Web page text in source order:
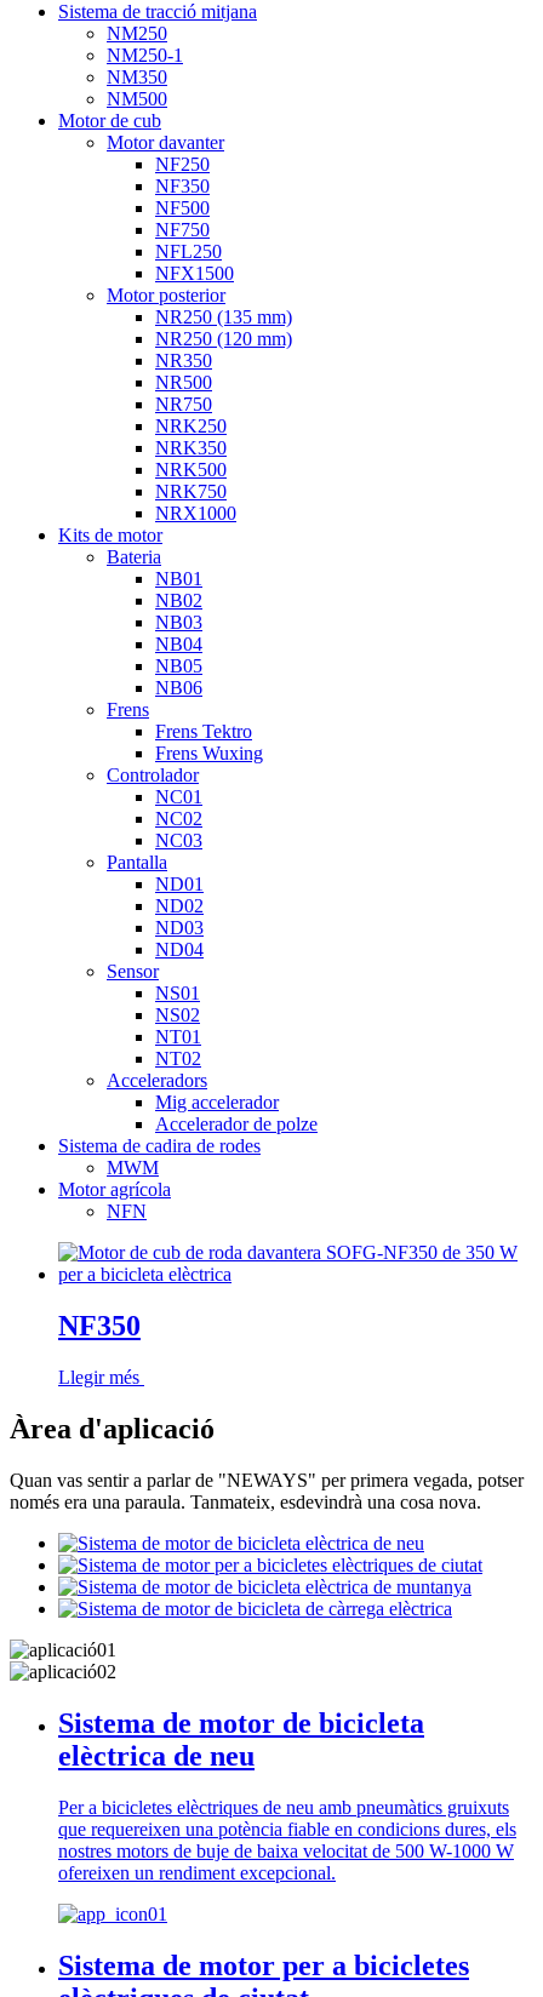
Sistema de tracció mitjana
NM250
NM250-1
NM350
NM500
Motor de cub
Motor davanter
NF250
NF350
NF500
NF750
NFL250
NFX1500
Motor posterior
NR250 (135 mm)
NR250 (120 mm)
NR350
NR500
NR750
NRK250
NRK350
NRK500
NRK750
NRX1000
Kits de motor
Bateria
NB01
NB02
NB03
NB04
NB05
NB06
Frens
Frens Tektro
Frens Wuxing
Controlador
NC01
NC02
NC03
Pantalla
ND01
ND02
ND03
ND04
Sensor
NS01
NS02
NT01
NT02
Acceleradors
Mig accelerador
Accelerador de polze
Sistema de cadira de rodes
MWM
Motor agrícola
NFN
NF350
Llegir més
Àrea d'aplicació
Quan vas sentir a parlar de "NEWAYS" per primera vegada, potser
només era una paraula. Tanmateix, esdevindrà una cosa nova.
Sistema de motor de bicicleta
elèctrica de neu
Per a bicicletes elèctriques de neu amb pneumàtics gruixuts
que requereixen una potència fiable en condicions dures, els
nostres motors de buje de baixa velocitat de 500 W-1000 W
ofereixen un rendiment excepcional.
Sistema de motor per a bicicletes